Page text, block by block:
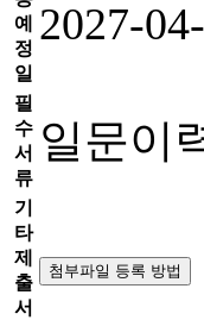
예
정
일
2027-
필
수
서
류
일문이
기
타
제
출
서
첨부파일 등록 방법